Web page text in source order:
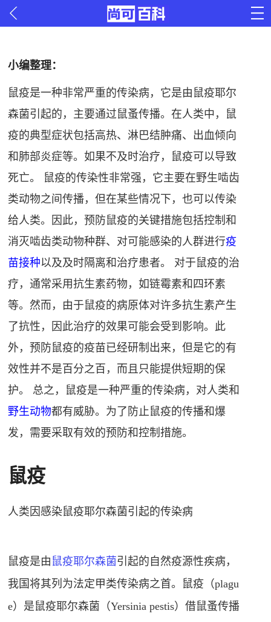
小编整理：
鼠疫是一种非常严重的传染病，它是由鼠疫耶尔
森菌引起的，主要通过鼠蚤传播。在人类中，鼠
疫的典型症状包括高热、淋巴结肿痛、出血倾向
和肺部炎症等。如果不及时治疗，鼠疫可以导致
死亡。 鼠疫的传染性非常强，它主要在野生啮齿
类动物之间传播，但在某些情况下，也可以传染
给人类。因此，预防鼠疫的关键措施包括控制和
消灭啮齿类动物种群、对可能感染的人群进行疫
苗接种以及及时隔离和治疗患者。 对于鼠疫的治
疗，通常采用抗生素药物，如链霉素和四环素
等。然而，由于鼠疫的病原体对许多抗生素产生
了抗性，因此治疗的效果可能会受到影响。此
外，预防鼠疫的疫苗已经研制出来，但是它的有
效性并不是百分之百，而且只能提供短期的保
护。 总之，鼠疫是一种严重的传染病，对人类和
野生动物都有威胁。为了防止鼠疫的传播和爆
发，需要采取有效的预防和控制措施。
鼠疫
人类因感染鼠疫耶尔森菌引起的传染病
鼠疫是由 鼠疫耶尔森菌引起的自然疫源性疾病，
我国将其列为法定甲类传染病之首。鼠疫（plagu
e）是鼠疫耶尔森菌（Yersinia pestis）借鼠蚤传播